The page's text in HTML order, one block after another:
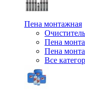
Пена монтажная
Пена
Пена
Все